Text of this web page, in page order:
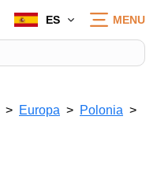
ES MENU
Europa
Polonia